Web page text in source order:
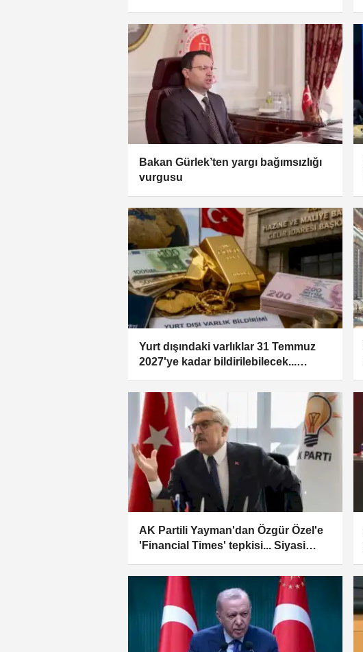
Bakan Gürlek’ten yargı bağımsızlığı
vurgusu
Yurt dışındaki varlıklar 31 Temmuz
2027'ye kadar bildirilebilecek...
AK Partili Yayman'dan Özgür Özel'e
'Financial Times' tepkisi... Siyasi
verilmez!